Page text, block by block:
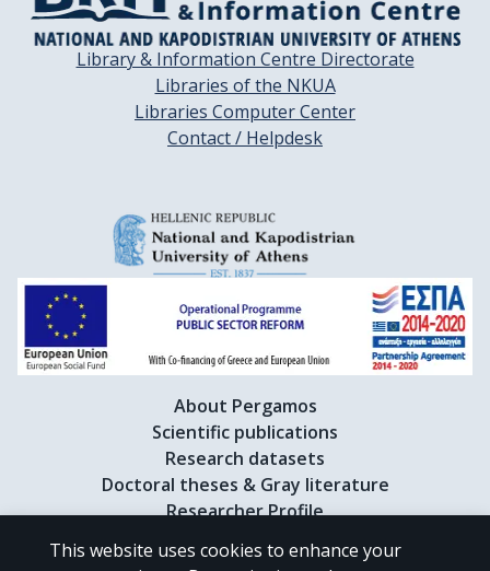
Library & Information Centre Directorate
Libraries of the NKUA
Libraries Computer Center
Contact / Helpdesk
About Pergamos
Scientific publications
Research datasets
Doctoral theses & Gray literature
Researcher Profile
This website uses cookies to enhance your